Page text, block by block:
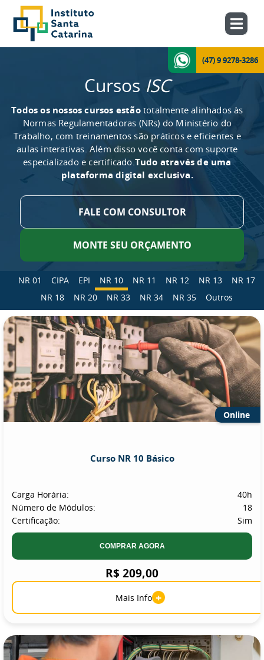
(47) 9 9278-3286
Cursos ISC
Todos os nossos cursos estãototalmente alinhados às
Normas Regulamentadoras (NRs) do Ministério do
Trabalho, com treinamentos são práticos e eficientes e
aulas interativas. Além disso você conta com suporte
especializado e certificado.Tudo através de uma
plataforma digital exclusiva.
FALE COM CONSULTOR
MONTE SEU ORÇAMENTO
NR 01 CIPA EPI NR 10 NR 11 NR 12 NR 13
NR 17
NR 18
NR 20 NR 33 NR 34 NR 35 Outros
Online
Curso NR 10 Básico
Carga Horária:
40h
Número de Módulos:
18
Certificação:
Sim
COMPRAR AGORA
R$ 209,00
Mais Info +